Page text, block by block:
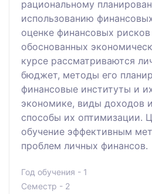
рациональному
использованию
оценке финансовых
обоснованных
курсе рассматриваются
бюджет, методы его
финансовые институты и
экономике, виды доходов
способы их оптимизации.
обучение эффективным
проблем личных финансов.
Год обучения - 1
Семестр - 2